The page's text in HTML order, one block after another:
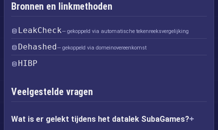
Bronnen en linkmethoden
LeakCheck— gekoppeld via automatische tekenreeksvergelijking
Dehashed— gekoppeld via domeinovereenkomst
HIBP
Veelgestelde vragen
Wat is er gelekt tijdens het datalek SubaGames?